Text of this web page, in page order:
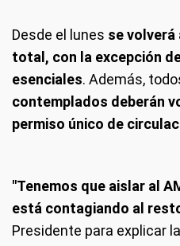
Desde el lunes se
total, con la excepción
esenciales. Además,
contemplados deberán
permiso único de
"Tenemos que aislar al
está contagiando al
Presidente para explicar